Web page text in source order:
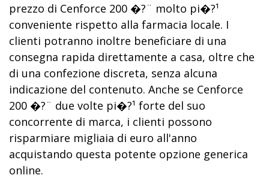
prezzo di Cenforce 200 �?¨ molto pi�?¹
conveniente rispetto alla farmacia locale. I
clienti potranno inoltre beneficiare di una
consegna rapida direttamente a casa, oltre che
di una confezione discreta, senza alcuna
indicazione del contenuto. Anche se Cenforce
200 �?¨ due volte pi�?¹ forte del suo
concorrente di marca, i clienti possono
risparmiare migliaia di euro all'anno
acquistando questa potente opzione generica
online.